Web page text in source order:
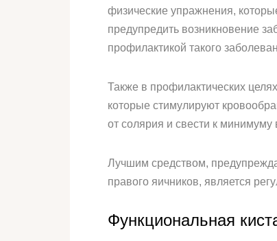
физические упражнения,
предупредить возникновение
профилактикой такого
Также в профилактических
которые стимулируют
от солярия и свести к
Лучшим средством,
правого яичников, является
Функциональная